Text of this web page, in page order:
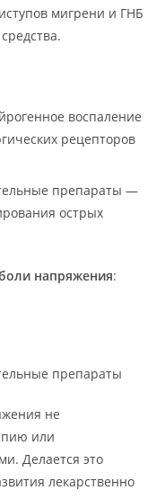
мигрени и ГНБ
воспаление
рецепторов
препараты —
острых
напряжения:
препараты
не
или
Делается это
лекарственно